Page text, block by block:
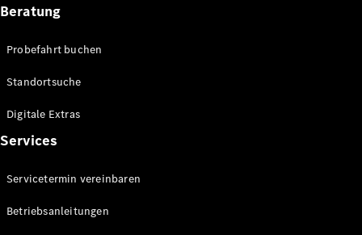
Multimediasystem
Air Updates
Konzeptfahrzeuge
Nachhaltigkeit
Standortsuche
Beratung
Probefahrt buchen
Standortsuche
Digitale Extras
Services
Servicetermin vereinbaren
Betriebsanleitungen